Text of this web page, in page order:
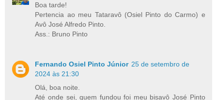
Boa tarde!
Pertencia ao meu Tataravô (Osiel Pinto do Carmo) e
Avô José Alfredo Pinto.
Ass.: Bruno Pinto
Fernando Osiel Pinto Júnior 25 de setembro de
2024 às 21:30
Olá, boa noite.
Até onde sei, quem fundou foi meu bisavô José Pinto